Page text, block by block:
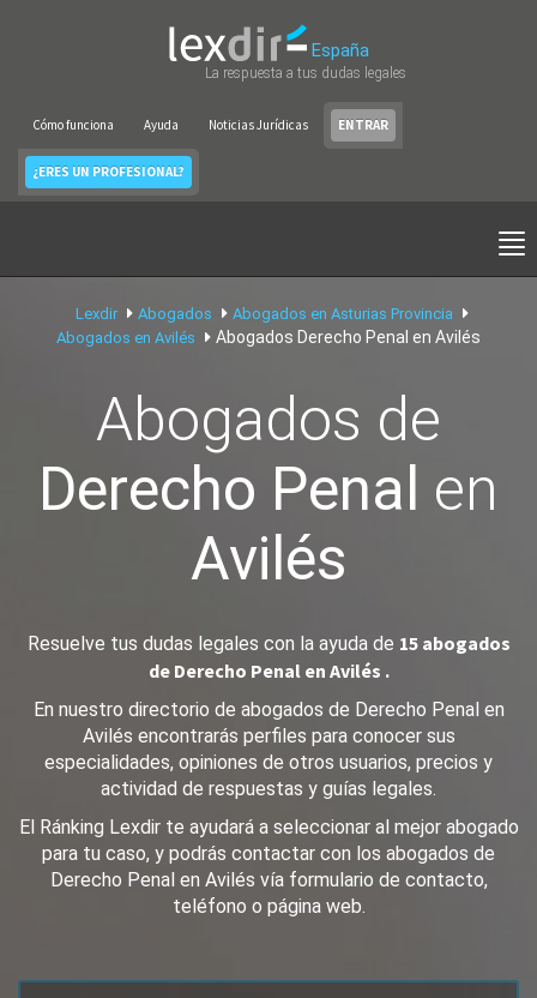
España
La respuesta a tus dudas legales
Cómo funciona Ayuda Noticias Jurídicas ENTRAR
¿ERES UN PROFESIONAL?
Lexdir Abogados
Abogados en Asturias Provincia
Abogados en Avilés
Abogados Derecho Penal en Avilés
Abogados de
Derecho Penal en
Avilés
Resuelve tus dudas legales con la ayuda de 15 abogados
de Derecho Penal en Avilés .
En nuestro directorio de abogados de Derecho Penal en
Avilés encontrarás perfiles para conocer sus
especialidades, opiniones de otros usuarios, precios y
actividad de respuestas y guías legales.
El Ránking Lexdir te ayudará a seleccionar al mejor abogado
para tu caso, y podrás contactar con los abogados de
Derecho Penal en Avilés vía formulario de contacto,
teléfono o página web.